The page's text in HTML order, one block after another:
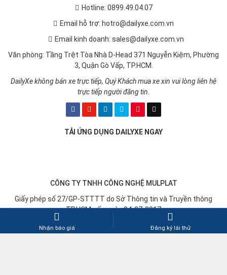
Hotline: 0899.49.04.07
Email hỗ trợ: hotro@dailyxe.com.vn
Email kinh doanh: sales@dailyxe.com.vn
Văn phòng: Tầng Trệt Tòa Nhà D-Head 371 Nguyễn Kiệm, Phường
3, Quận Gò Vấp, TP.HCM.
DailyXe không bán xe trực tiếp, Quý Khách mua xe xin vui lòng liên hệ
trực tiếp người đăng tin.
TẢI ỨNG DỤNG DAILYXE NGAY
CÔNG TY TNHH CÔNG NGHỆ MULPLAT
Giấy phép số 27/GP-STTTT do Sở Thông tin và Truyền thông
TP.HCM cấp ngày 04-07-2017
➤ Chịu trách nhiệm nội dung: Lê Thái Nguyên
Nhận báo giá Đăng ký lái thử